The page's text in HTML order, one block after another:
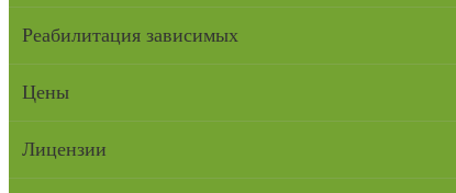
Реабилитация зависимых
Цены
Лицензии